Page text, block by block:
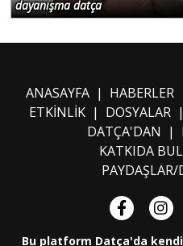
dayanışma datça
ANASAYFA| HABERLER
ETKİNLİK| DOSYALAR|
DATÇA'DAN |
KATKIDA
PAYDAŞLAR/
Bu platform Datça'da